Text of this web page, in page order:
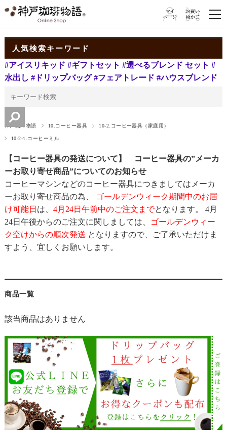
人気検索キーワード
#アイスリキッド #ギフトセット #選べるブレンド セット #
水出し #ドリップバッグ #フェアトレード #ハウスブレンド
神戸珈琲物語 10.コーヒー器具 10-2.コーヒー器具（家庭用）
10-2-1.コーヒーミル
【コーヒー器具の発送について】 コーヒー器具の”メーカ
ーお取り寄せ商品”についてのお知らせ
コーヒーマシンなどのコーヒー器具につきましてはメーカ
ーお取り寄せ商品の為、
ゴールデンウィーク期間中のお届
け可能日 は、 4月24日午前中のご注文までとなります。 4月
24日午後からのご注文に関しましては、
ゴールデンウィー
ク空けからの順次発送 となりますので、ご了承いただけま
すよう、宜しくお願いします。
商品一覧
該当商品はありません